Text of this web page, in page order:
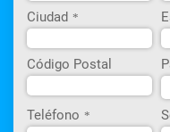
Ciudad *
Código Postal
Teléfono *